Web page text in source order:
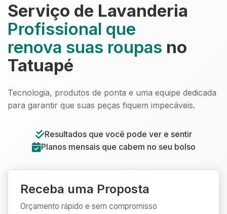
Serviço de Lavanderia
Profissional que
renova suas roupas no
Tatuapé
Tecnologia, produtos de ponta e uma equipe dedicada
para garantir que suas peças fiquem impecáveis.
Resultados que você pode ver e sentir
Planos mensais que cabem no seu bolso
Receba uma Proposta
Orçamento rápido e sem compromisso